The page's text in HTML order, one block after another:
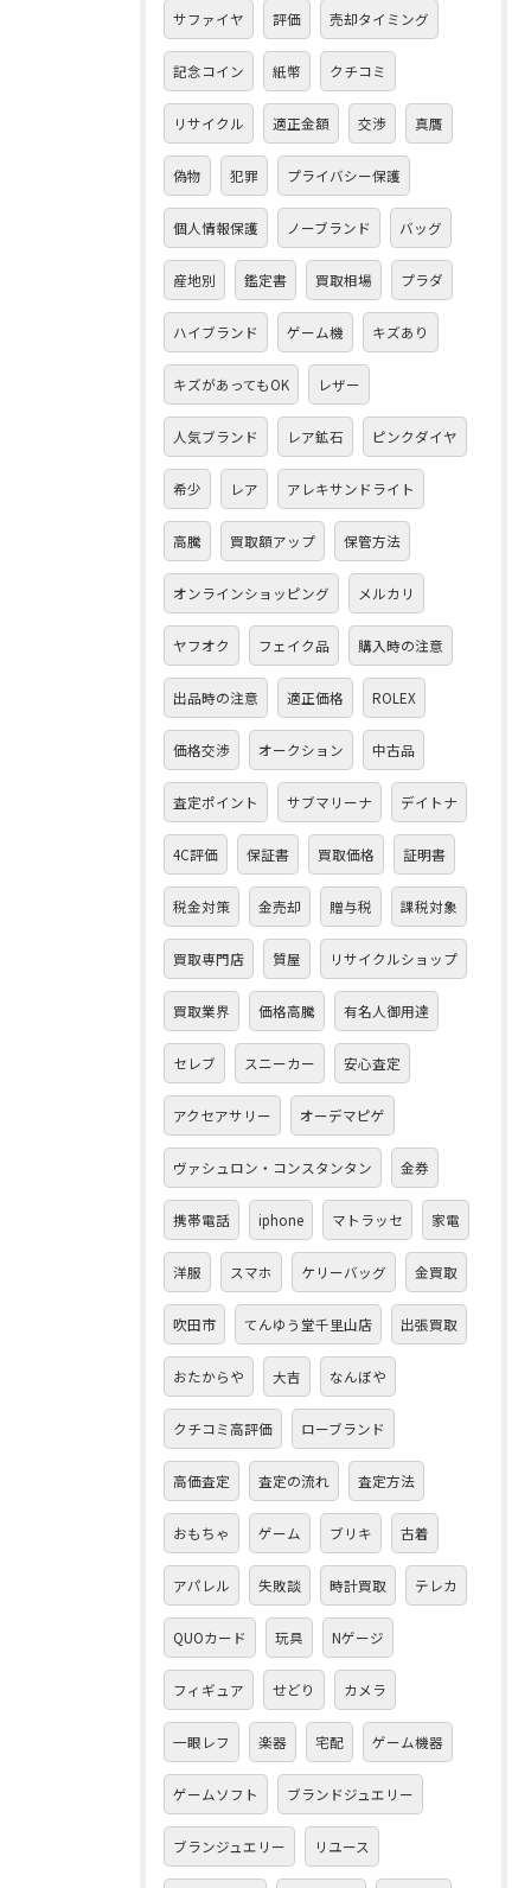
サファイヤ 評価 売却タイミング
記念コイン 紙幣 クチコミ
リサイクル 適正金額 交渉 真贋
偽物 犯罪 プライバシー保護
個人情報保護 ノーブランド バッグ
産地別 鑑定書 買取相場 プラダ
ハイブランド ゲーム機 キズあり
キズがあってもOK レザー
人気ブランド レア鉱石 ピンクダイヤ
希少 レア アレキサンドライト
高騰 買取額アップ 保管方法
オンラインショッピング メルカリ
ヤフオク フェイク品 購入時の注意
出品時の注意 適正価格 ROLEX
価格交渉 オークション 中古品
査定ポイント サブマリーナ デイトナ
4C評価 保証書 買取価格 証明書
税金対策 金売却 贈与税 課税対象
買取専門店 質屋 リサイクルショップ
買取業界 価格高騰 有名人御用達
セレブ スニーカー 安心査定
アクセアサリー オーデマピゲ
ヴァシュロン・コンスタンタン 金券
携帯電話 iphone マトラッセ 家電
洋服 スマホ ケリーバッグ 金買取
吹田市 てんゆう堂千里山店 出張買取
おたからや 大吉 なんぼや
クチコミ高評価 ローブランド
高価査定 査定の流れ 査定方法
おもちゃ ゲーム ブリキ 古着
アパレル 失敗談 時計買取 テレカ
QUOカード 玩具 Nゲージ
フィギュア せどり カメラ
一眼レフ 楽器 宅配 ゲーム機器
ゲームソフト ブランドジュエリー
ブランジュエリー リユース